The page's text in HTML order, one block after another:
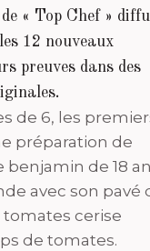
« Top Chef »
12 nouveaux
preuves dans des
de 6, les
préparation de
benjamin de 18
avec son pavé
cerise
de tomates.